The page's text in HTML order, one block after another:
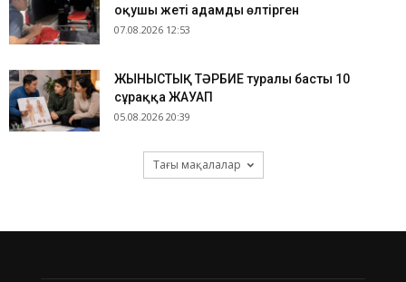
оқушы жеті адамды өлтірген
07.08.2026 12:53
ЖЫНЫСТЫҚ ТӘРБИЕ туралы басты 10
сұраққа ЖАУАП
05.08.2026 20:39
Тағы мақалалар